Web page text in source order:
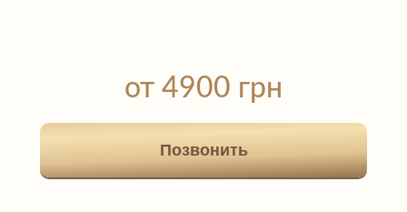
от 4900 грн
Позвонить